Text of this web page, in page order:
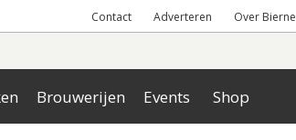
Contact Adverteren Over
Brouwerijen Events Shop